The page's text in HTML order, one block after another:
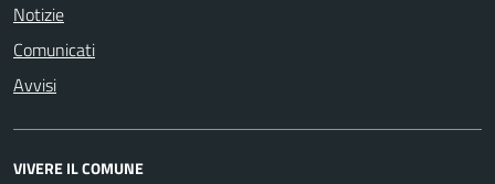
Notizie
Comunicati
Avvisi
VIVERE IL COMUNE